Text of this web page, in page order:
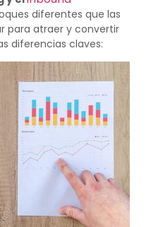
diferentes que las
para atraer y convertir
diferencias claves: